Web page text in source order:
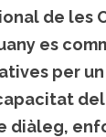
de les
es
per un
diàleg,